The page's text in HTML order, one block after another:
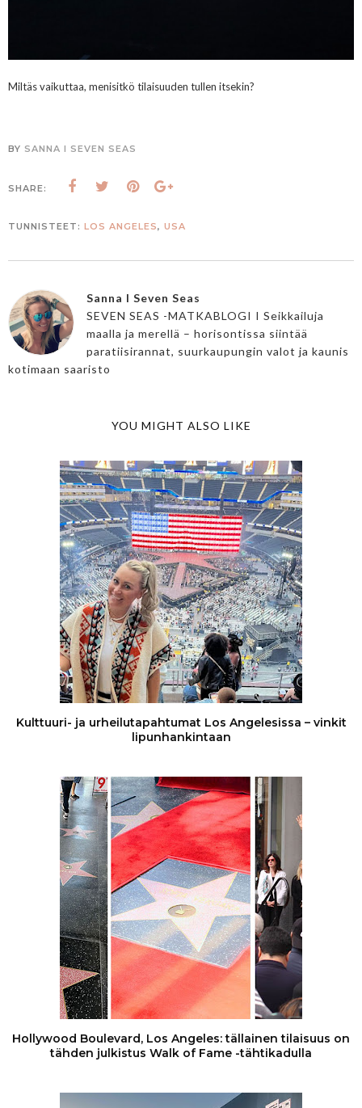
Miltäs vaikuttaa, menisitkö tilaisuuden tullen itsekin?
BY SANNA I SEVEN SEAS
SHARE:
TUNNISTEET: LOS ANGELES, USA
Sanna I Seven Seas
SEVEN SEAS -MATKABLOGI I Seikkailuja
maalla ja merellä – horisontissa siintää
paratiisirannat, suurkaupungin valot ja kaunis
kotimaan saaristo
YOU MIGHT ALSO LIKE
Kulttuuri- ja urheilutapahtumat Los Angelesissa – vinkit
lipunhankintaan
Hollywood Boulevard, Los Angeles: tällainen tilaisuus on
tähden julkistus Walk of Fame -tähtikadulla